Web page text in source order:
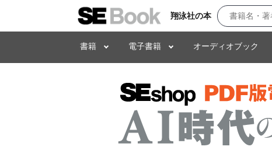
翔泳社の本
書籍 電子書籍 オーディオブック